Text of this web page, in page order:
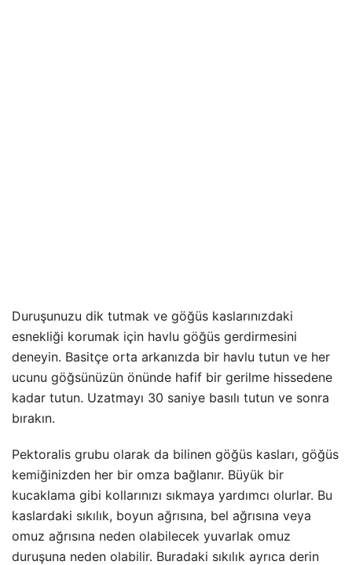
Duruşunuzu dik tutmak ve göğüs kaslarınızdaki
esnekliği korumak için havlu göğüs gerdirmesini
deneyin. Basitçe orta arkanızda bir havlu tutun ve her
ucunu göğsünüzün önünde hafif bir gerilme hissedene
kadar tutun. Uzatmayı 30 saniye basılı tutun ve sonra
bırakın.
Pektoralis grubu olarak da bilinen göğüs kasları, göğüs
kemiğinizden her bir omza bağlanır. Büyük bir
kucaklama gibi kollarınızı sıkmaya yardımcı olurlar. Bu
kaslardaki sıkılık, boyun ağrısına, bel ağrısına veya
omuz ağrısına neden olabilecek yuvarlak omuz
duruşuna neden olabilir. Buradaki sıkılık ayrıca derin